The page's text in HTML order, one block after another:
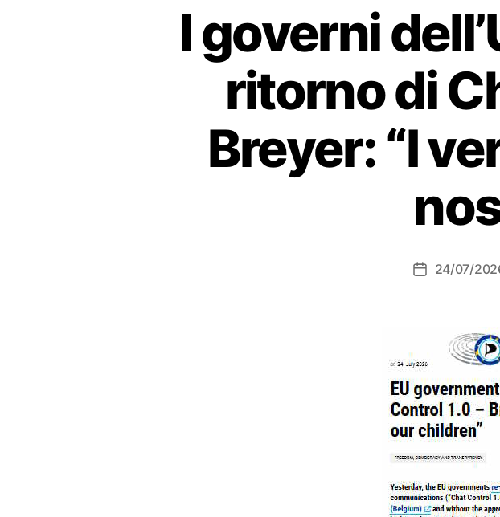
I governi
ritorno di
Breyer: “I
Data24/07/